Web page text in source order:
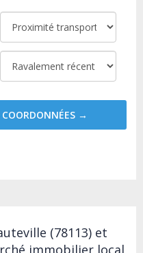
→
(78113) et
immobilier local